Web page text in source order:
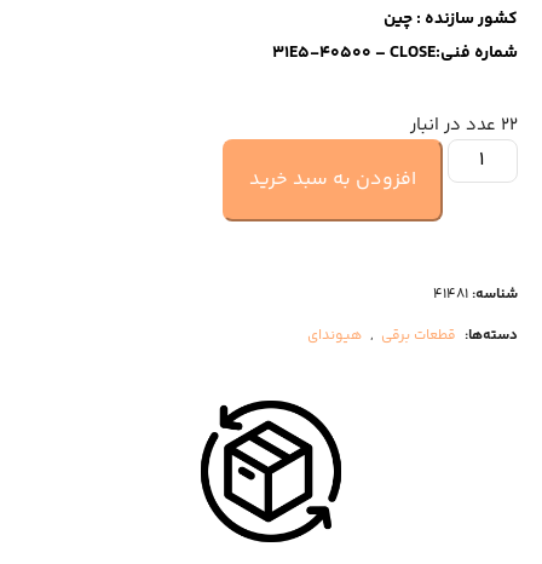
کشور سازنده : چین
شماره فنی:31E5-40500 – CLOSE
22 عدد در انبار
افزودن به سبد خرید
شناسه: 41481
دسته‌ها: قطعات برقی , هیوندای